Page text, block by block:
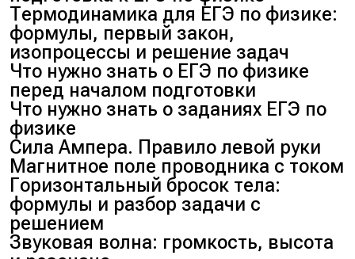
Термодинамика для ЕГЭ по физике:
формулы, первый закон,
изопроцессы и решение задач
Что нужно знать о ЕГЭ по физике
перед началом подготовки
Что нужно знать о заданиях ЕГЭ по
физике
Сила Ампера. Правило левой руки
Магнитное поле проводника с током
Горизонтальный бросок тела:
формулы и разбор задачи с
решением
Звуковая волна: громкость, высота